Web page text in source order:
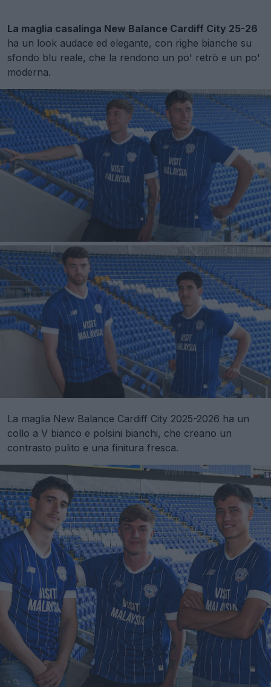
La maglia casalinga New Balance Cardiff City 25-26
ha un look audace ed elegante, con righe bianche su
sfondo blu reale, che la rendono un po' retrò e un po'
moderna.
La maglia New Balance Cardiff City 2025-2026 ha un
collo a V bianco e polsini bianchi, che creano un
contrasto pulito e una finitura fresca.